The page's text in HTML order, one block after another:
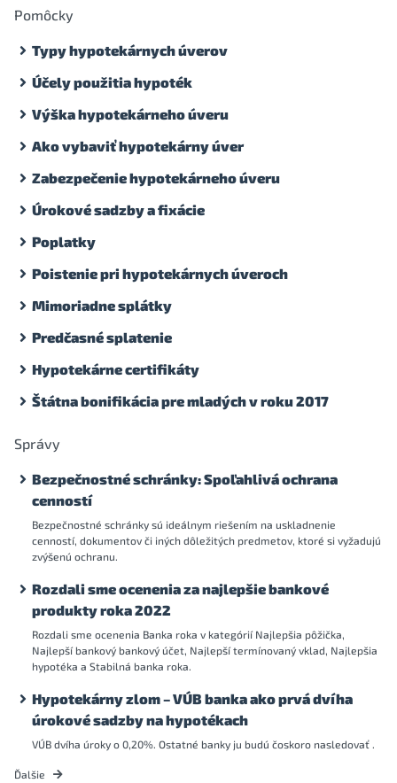
Pomôcky
Typy hypotekárnych úverov
Účely použitia hypoték
Výška hypotekárneho úveru
Ako vybaviť hypotekárny úver
Zabezpečenie hypotekárneho úveru
Úrokové sadzby a fixácie
Poplatky
Poistenie pri hypotekárnych úveroch
Mimoriadne splátky
Predčasné splatenie
Hypotekárne certifikáty
Štátna bonifikácia pre mladých v roku 2017
Správy
Bezpečnostné schránky: Spoľahlivá ochrana
cenností
Bezpečnostné schránky sú ideálnym riešením na uskladnenie
cenností, dokumentov či iných dôležitých predmetov, ktoré si vyžadujú
zvýšenú ochranu.
Rozdali sme ocenenia za najlepšie bankové
produkty roka 2022
Rozdali sme ocenenia Banka roka v kategórií Najlepšia pôžička,
Najlepší bankový bankový účet, Najlepší termínovaný vklad, Najlepšia
hypotéka a Stabilná banka roka.
Hypotekárny zlom – VÚB banka ako prvá dvíha
úrokové sadzby na hypotékach
VÚB dvíha úroky o 0,20%. Ostatné banky ju budú čoskoro nasledovať .
Ďalšie